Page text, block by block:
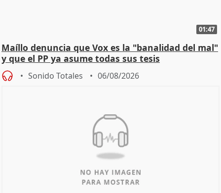
01:47
Maíllo denuncia que Vox es la "banalidad del mal"
y que el PP ya asume todas sus tesis
Sonido Totales 06/08/2026